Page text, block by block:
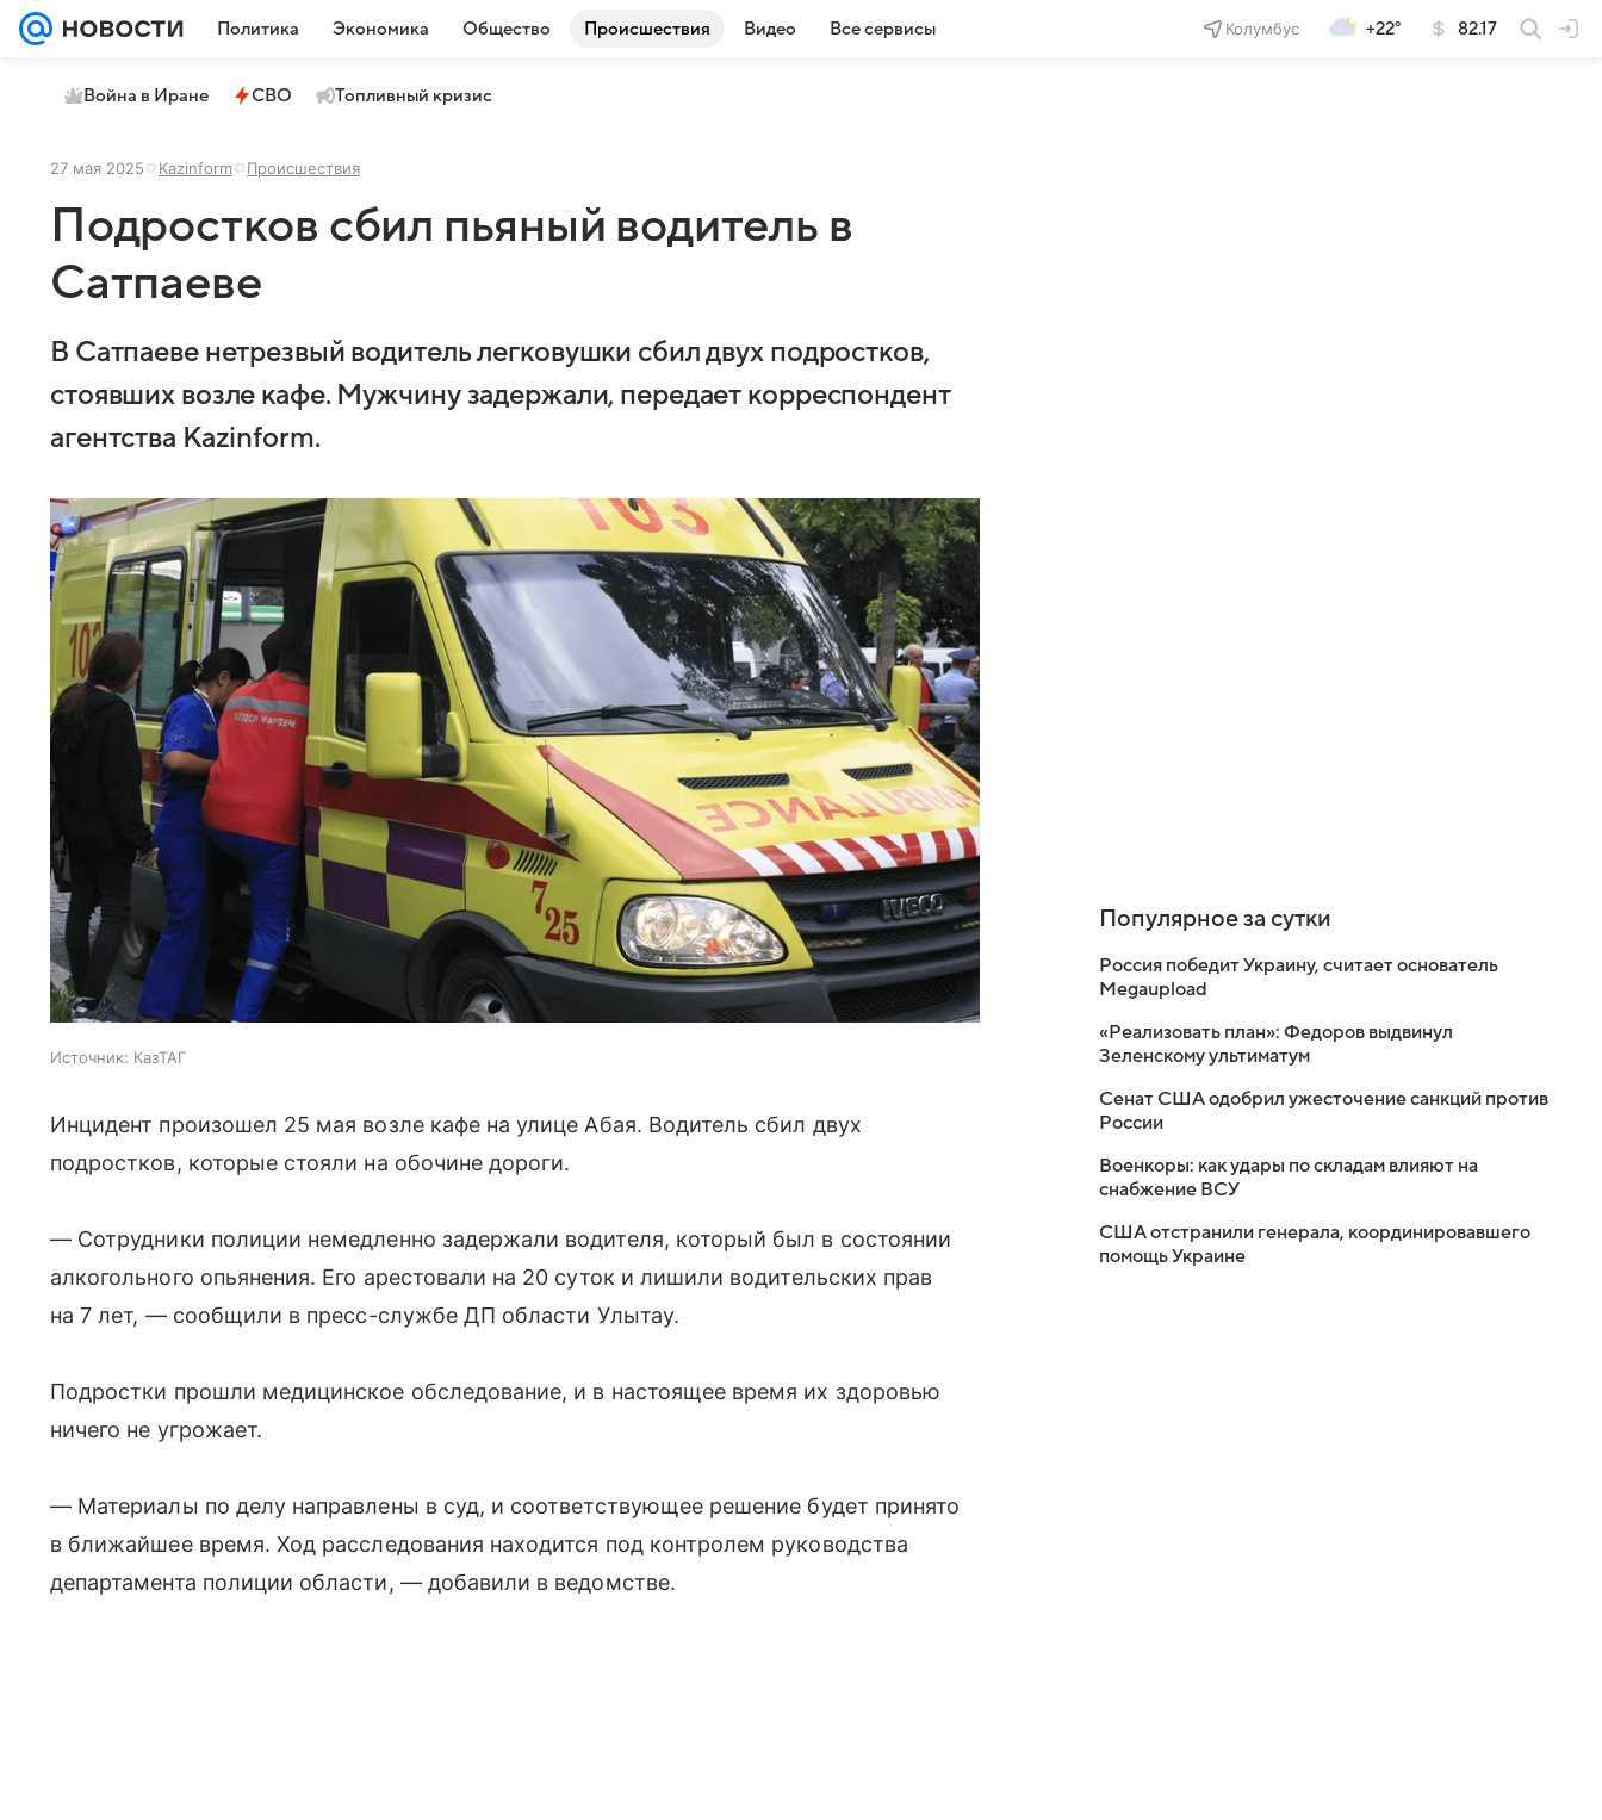
Политика Экономика Общество Происшествия Видео Все сервисы Колумбус +22° 82.17
Война в Иране СВО Топливный кризис
27 мая 2025 Kazinform Происшествия
Подростков сбил пьяный водитель в
Сатпаеве
В Сатпаеве нетрезвый водитель легковушки сбил двух подростков,
стоявших возле кафе. Мужчину задержали, передает корреспондент
агентства Kazinform.
Источник: КазТАГ
Инцидент произошел 25 мая возле кафе на улице Абая. Водитель сбил двух
подростков, которые стояли на обочине дороги.
— Сотрудники полиции немедленно задержали водителя, который был в состоянии
алкогольного опьянения. Его арестовали на 20 суток и лишили водительских прав
на 7 лет, — сообщили в пресс-службе ДП области Улытау.
Подростки прошли медицинское обследование, и в настоящее время их здоровью
ничего не угрожает.
— Материалы по делу направлены в суд, и соответствующее решение будет принято
в ближайшее время. Ход расследования находится под контролем руководства
департамента полиции области, — добавили в ведомстве.
Популярное за сутки
Россия победит Украину, считает основатель
Megaupload
«Реализовать план»: Федоров выдвинул
Зеленскому ультиматум
Сенат США одобрил ужесточение санкций против
России
Военкоры: как удары по складам влияют на
снабжение ВСУ
США отстранили генерала, координировавшего
помощь Украине